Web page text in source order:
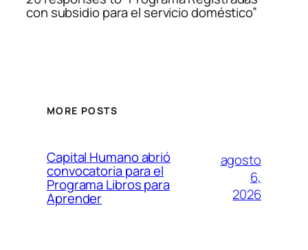
con subsidio para el servicio doméstico”
MORE POSTS
Capital Humano abrió
convocatoria para el
Programa Libros para
Aprender
agosto
6,
2026